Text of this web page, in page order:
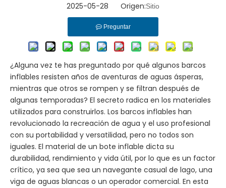
2025-05-28 Origen:Sitio
Preguntar
¿Alguna vez te has preguntado por qué algunos barcos
inflables resisten años de aventuras de aguas ásperas,
mientras que otros se rompen y se filtran después de
algunas temporadas? El secreto radica en los materiales
utilizados para construirlos. Los barcos inflables han
revolucionado la recreación de agua y el uso profesional
con su portabilidad y versatilidad, pero no todos son
iguales. El material de un bote inflable dicta su
durabilidad, rendimiento y vida útil, por lo que es un factor
crítico, ya sea que sea un navegante casual de lago, una
viga de aguas blancas o un operador comercial. En esta